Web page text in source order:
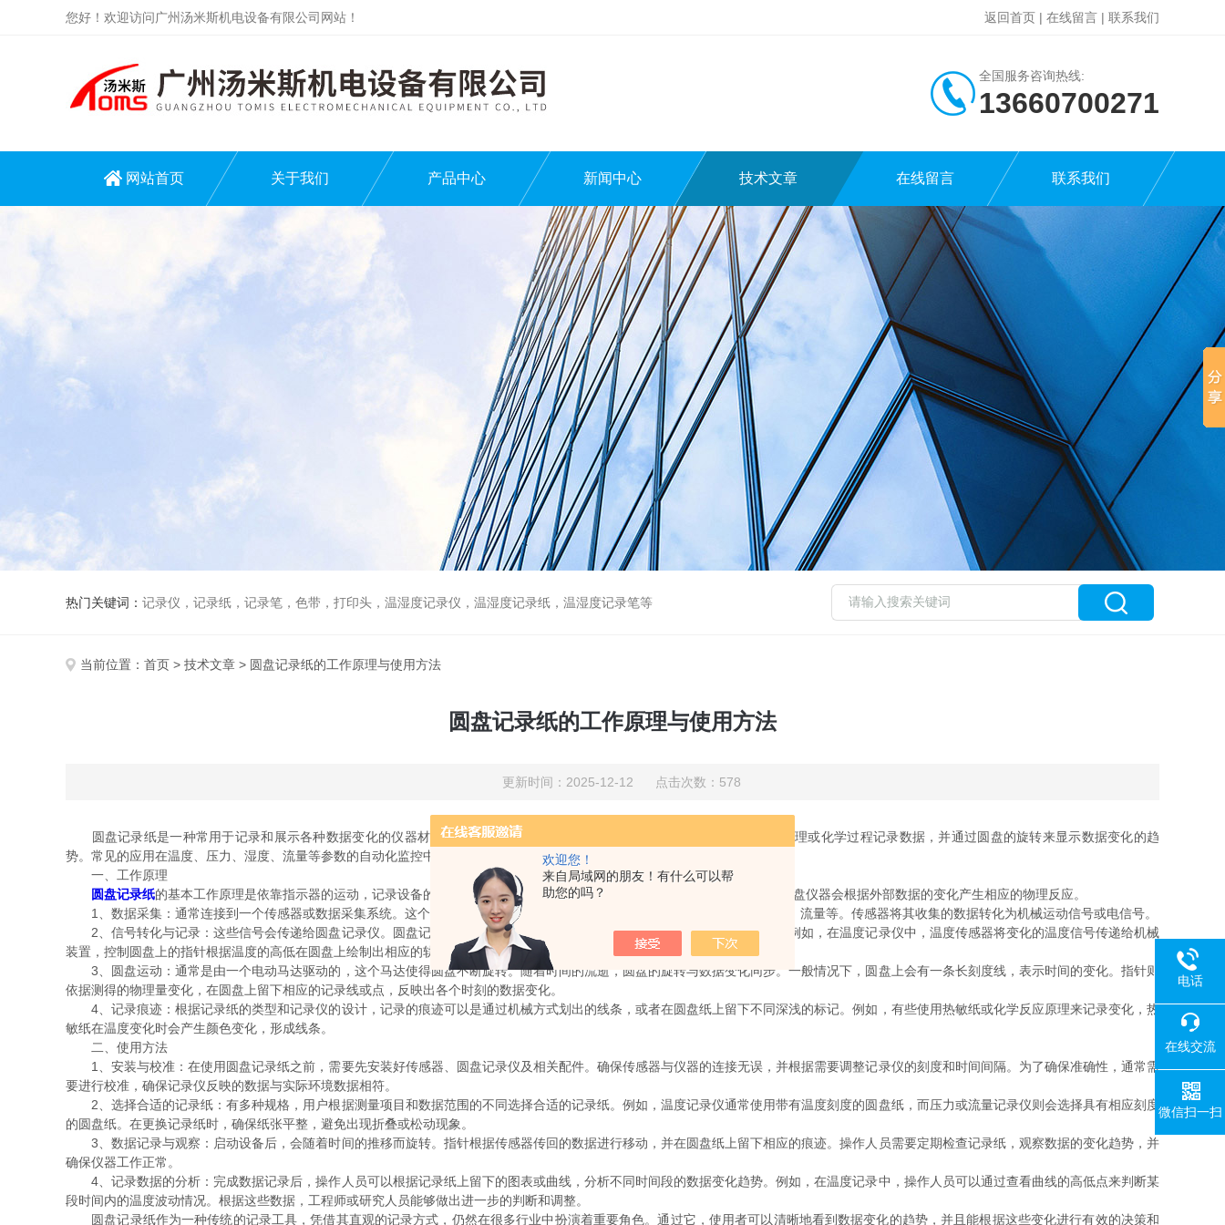
欢迎您！
来自局域网的朋友！有什么可以帮
助您的吗？
您好！欢迎访问广州汤米斯机电设备有限公司网站！ 返回首页 | 在线留言 | 联系我们
全国服务咨询热线:
13660700271
网站首页 关于我们 产品中心 新闻中心 技术文章 在线留言 联系我们
热门关键词： 记录仪，记录纸，记录笔，色带，打印头，温湿度记录仪，温湿度记录纸，温湿度记录笔等
当前位置： 首页 > 技术文章 > 圆盘记录纸的工作原理与使用方法
圆盘记录纸的工作原理与使用方法
更新时间：2025-12-12 点击次数：578
圆盘记录纸是一种常用于记录和展示各种数据变化的仪器材料，尤其在工业、环境监测以及科学研究中应用广泛。它通过物理或化学过程记录数据，并通过圆盘的旋转来显示数据变化的趋
势。常见的应用在温度、压力、湿度、流量等参数的自动化监控中。
一、工作原理
圆盘记录纸的基本工作原理是依靠指示器的运动，记录设备的数据变动。通常被安装在一个能够旋转的圆盘记录仪上，这个圆盘仪器会根据外部数据的变化产生相应的物理反应。
1、数据采集：通常连接到一个传感器或数据采集系统。这个传感器负责测量或采集环境中的特定数据，如温度、湿度、压力、流量等。传感器将其收集的数据转化为机械运动信号或电信号。
2、信号转化与记录：这些信号会传递给圆盘记录仪。圆盘记录仪将收到的信号转化为控制圆盘旋转或指针运动的机械运动。例如，在温度记录仪中，温度传感器将变化的温度信号传递给机械
装置，控制圆盘上的指针根据温度的高低在圆盘上绘制出相应的轨迹。
3、圆盘运动：通常是由一个电动马达驱动的，这个马达使得圆盘不断旋转。随着时间的流逝，圆盘的旋转与数据变化同步。一般情况下，圆盘上会有一条长刻度线，表示时间的变化。指针则
依据测得的物理量变化，在圆盘上留下相应的记录线或点，反映出各个时刻的数据变化。
4、记录痕迹：根据记录纸的类型和记录仪的设计，记录的痕迹可以是通过机械方式划出的线条，或者在圆盘纸上留下不同深浅的标记。例如，有些使用热敏纸或化学反应原理来记录变化，热
敏纸在温度变化时会产生颜色变化，形成线条。
二、使用方法
1、安装与校准：在使用圆盘记录纸之前，需要先安装好传感器、圆盘记录仪及相关配件。确保传感器与仪器的连接无误，并根据需要调整记录仪的刻度和时间间隔。为了确保准确性，通常需
要进行校准，确保记录仪反映的数据与实际环境数据相符。
2、选择合适的记录纸：有多种规格，用户根据测量项目和数据范围的不同选择合适的记录纸。例如，温度记录仪通常使用带有温度刻度的圆盘纸，而压力或流量记录仪则会选择具有相应刻度
的圆盘纸。在更换记录纸时，确保纸张平整，避免出现折叠或松动现象。
3、数据记录与观察：启动设备后，会随着时间的推移而旋转。指针根据传感器传回的数据进行移动，并在圆盘纸上留下相应的痕迹。操作人员需要定期检查记录纸，观察数据的变化趋势，并
确保仪器工作正常。
4、记录数据的分析：完成数据记录后，操作人员可以根据记录纸上留下的图表或曲线，分析不同时间段的数据变化趋势。例如，在温度记录中，操作人员可以通过查看曲线的高低点来判断某
段时间内的温度波动情况。根据这些数据，工程师或研究人员能够做出进一步的判断和调整。
圆盘记录纸作为一种传统的记录工具，凭借其直观的记录方式，仍然在很多行业中扮演着重要角色。通过它，使用者可以清晰地看到数据变化的趋势，并且能根据这些变化进行有效的决策和
电话
在线交流
微信扫一扫